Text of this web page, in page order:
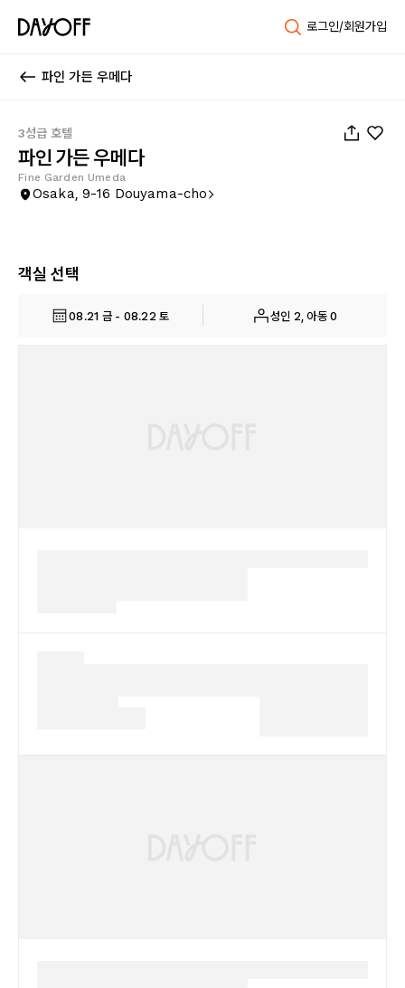
로그인/회원가입
파인 가든 우메다
3성급 호텔
파인 가든 우메다
Fine Garden Umeda
Osaka, 9-16 Douyama-cho
객실 선택
08.21 금 - 08.22 토 성인 2, 아동 0